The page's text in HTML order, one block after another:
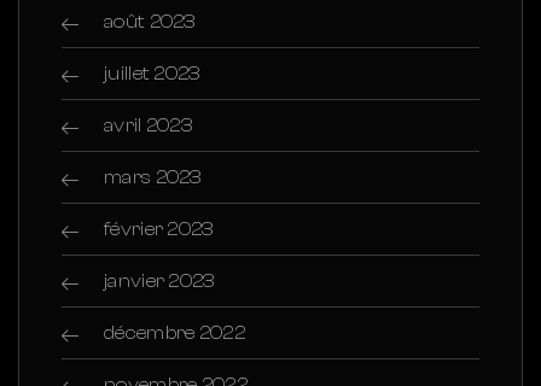
août 2023
juillet 2023
avril 2023
mars 2023
février 2023
janvier 2023
décembre 2022